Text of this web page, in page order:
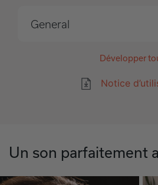
Notice
General
Développer
Un son parfaitement